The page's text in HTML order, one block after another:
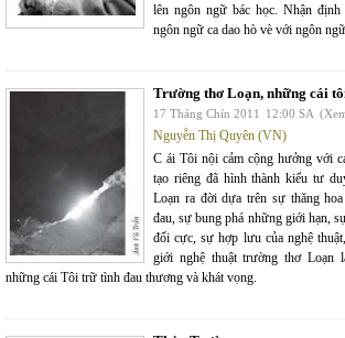
lên ngôn ngữ bác học. Nhận
ngôn ngữ ca dao hò vè với ngôn
Trường thơ Loạn, những cái
17 Tháng Chín 2011 12:00 SA
Nguyễn Thị Quyên (VN)
C ái Tôi nội cảm cộng hưởng với
tạo riêng đã hình thành kiểu tư
Loạn ra đời dựa trên sự thăng
đau, sự bung phá những giới hạn,
đối cực, sự hợp lưu của nghệ
giới nghệ thuật trường thơ Loạn
những cái Tôi trữ tình đau thương và khát vọng.